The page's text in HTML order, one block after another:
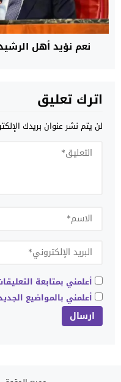
نعم نؤيد أهل
اترك تعليق
لن يتم نشر عنوان بريدك
أعلمني بمتابعة
أعلمني بالمواضيع